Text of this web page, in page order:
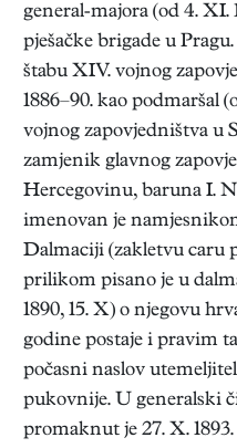
general-majora (od 4. XI.
pješačke brigade u
štabu XIV. vojnog
1886–90. kao podmaršal
vojnog zapovjedništva u
zamjenik glavnog
Hercegovinu, baruna I.
imenovan je
Dalmaciji (zakletvu caru
prilikom pisano je u
1890, 15. X) o njegovu
godine postaje i pravim
počasni naslov
pukovnije. U generalski
promaknut je 27. X.